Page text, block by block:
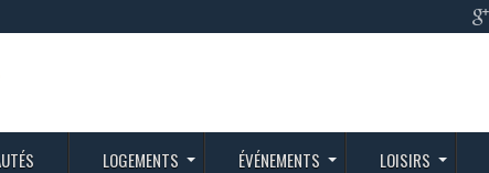
LOGEMENTS ÉVÉNEMENTS LOISIRS